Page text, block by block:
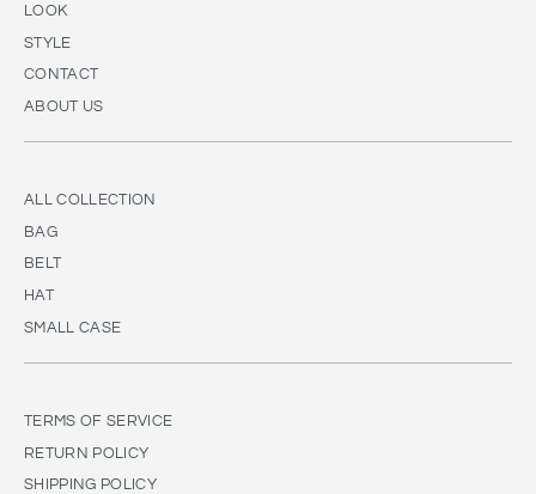
LOOK
STYLE
CONTACT
ABOUT US
ALL COLLECTION
BAG
BELT
HAT
SMALL CASE
TERMS OF SERVICE
RETURN POLICY
SHIPPING POLICY